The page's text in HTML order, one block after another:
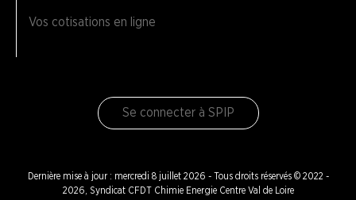
Vos cotisations en ligne
Se connecter à SPIP
Dernière mise à jour : mercredi 8 juillet 2026 - Tous droits réservés © 2022 -
2026, Syndicat CFDT Chimie Energie Centre Val de Loire